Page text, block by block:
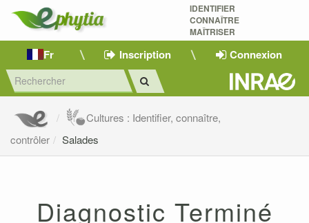
IDENTIFIER
CONNAÎTRE
MAÎTRISER
Fr Inscription Connexion
Cultures : Identifier, connaître,
contrôler
Salades
Diagnostic Terminé